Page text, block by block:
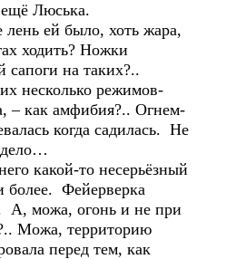
Люська.
ей было, хоть жара,
ходить? Ножки
сапоги на таких?..
режимов-
– как амфибия?.. Огнем-
когда садилась. Не
дело…
какой-то несерьёзный
более. Фейерверка
А, можа, огонь и не при
Можа, территорию
перед тем, как